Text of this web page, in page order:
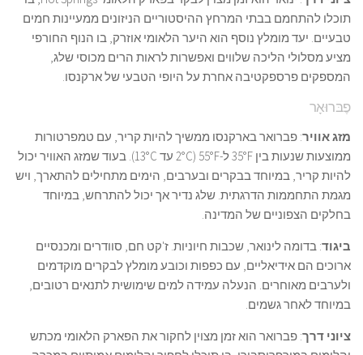
תוכלו להתחמם בבתי המרחץ ההיסטוריים הניזונים ממעיינות חמים
טבעיים. יעד מומלץ נוסף הוא היער הלאומי אוזרק, בו הנוף החורפי
מציע מסלולי הליכה שלווים ואפשרות לראות הרים מכוסי שלג,
המספקים פרספקטיבה אחרת על היופי הטבעי של ארקנסו.
פֶבּרוּאָר
מזג אוויר: פברואר בארקנסו ממשיך להיות קריר, עם טמפרטורות
ממוצעות שנעות בין 35°F ל-55°F (2°C עד 13°C). בעוד שמזג האוויר יכול
להיות קריר, במיוחד בבקרים ובערבים, הימים מתחילים להתארך, ויש
מגמת התחממות הדרגתית. שלג נדיר אך יכול להתרחש, במיוחד
בחלקים הצפוניים של המדינה.
ביגוד: בדומה לינואר, שכבות חיוניות. ז'קט חם, סוודרים ומכנסיים
ארוכים הם אידיאליים, עם כפפות וכובע מומלץ לבקרים מוקדמים
ולערבים מאוחרים. הנעלה עמידה למים שימושית לתנאים רטובים,
במיוחד לאחר גשמים.
ציוני דרך: פברואר הוא זמן מצוין לחקור את הפארק הלאומי מכתש